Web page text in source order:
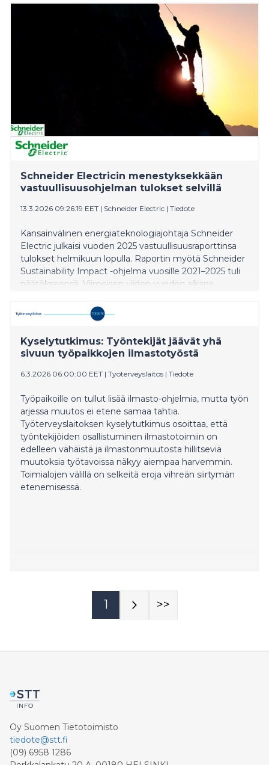
osana Swecon vuoden 2025 vuosikertomusta.
Schneider Electricin menestyksekkään
vastuullisuusohjelman tulokset selvillä
13.3.2026 09:26:19 EET | Schneider Electric | Tiedote
Kansainvälinen energiateknologiajohtaja Schneider
Electric julkaisi vuoden 2025 vastuullisuusraporttinsa
tulokset helmikuun lopulla. Raportin myötä Schneider
Sustainability Impact -ohjelma vuosille 2021–2025 tuli
päätökseensä. Viimeisen viiden vuoden aikana
sosiaalisissa ja hallinnollisissa tavoitteissa.
Kyselytutkimus: Työntekijät jäävät yhä
sivuun työpaikkojen ilmastotyöstä
6.3.2026 06:00:00 EET | Työterveyslaitos | Tiedote
Työpaikoille on tullut lisää ilmasto-ohjelmia, mutta työn
arjessa muutos ei etene samaa tahtia.
Työterveyslaitoksen kyselytutkimus osoittaa, että
työntekijöiden osallistuminen ilmastotoimiin on
edelleen vähäistä ja ilmastonmuutosta hillitseviä
muutoksia työtavoissa näkyy aiempaa harvemmin.
Toimialojen välillä on selkeitä eroja vihreän siirtymän
etenemisessä.
1 >>
Oy Suomen Tietotoimisto
tiedote@stt.fi
(09) 6958 1286